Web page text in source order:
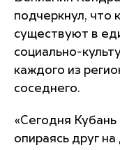
подчеркнул, что
существуют в
социально-
каждого из
соседнего.
«Сегодня
опираясь друг